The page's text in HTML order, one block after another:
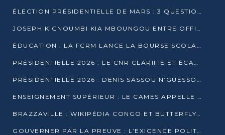
ÉLECTION PRÉSIDENTIELLE DE MARS : 3 QUESTIONS À UN EXPERT CONGOLAIS DE LA CYBERSÉCURITÉ
JOSEPH KIGNOUMBI KIA MBOUNGOU ENTRE OFFICIELLEMENT EN COURSE POUR LA PRÉSIDENTIELLE
ÉDUCATION : LA FCRM LANCE LA BOURSE SCOLAIRE FRANCINE-NTOUMI POUR PROMOUVOIR LES FILIÈRES SCIENTIFIQUES
PRÉSIDENTIELLE 2026 : LE CNR CLARIFIE ET ÉCARTE LA CANDIDATURE DU PASTEUR NTUMI
PRÉSIDENTIELLE 2026 : DENIS SASSOU N’GUESSO ANNONCE OFFICIELLEMENT SA CANDIDATURE
ENSEIGNEMENT SUPÉRIEUR : LE CAMES APPELLE À UNE UNIVERSITÉ AFRICAINE AXÉE SUR L’EMPLOYABILITÉ
BRAZZAVILLE : WIKIPÉDIA CONGO ET BUTTERFLY SCELLENT UN PARTENARIAT POUR STRUCTURER LE BÉNÉVOLAT NUMÉRIQUE
GOUVERNER PAR LA PREUVE : L’EXIGENCE POLITIQUE DU XXIᵉ SIÈCLE